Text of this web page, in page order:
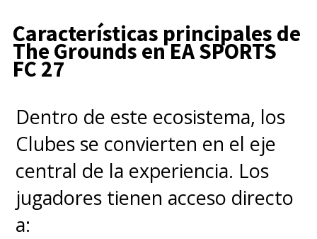
Características principales de
The Grounds en EA SPORTS
FC 27
Dentro de este ecosistema, los
Clubes se convierten en el eje
central de la experiencia. Los
jugadores tienen acceso directo
a: